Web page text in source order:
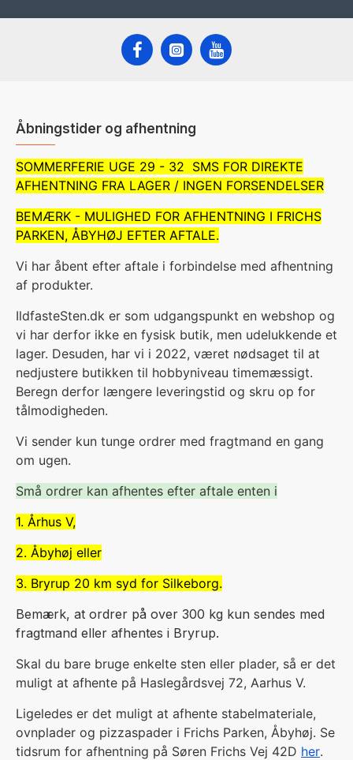
Åbningstider og afhentning
SOMMERFERIE UGE 29 - 32 SMS FOR DIREKTE
AFHENTNING FRA LAGER / INGEN FORSENDELSER
BEMÆRK - MULIGHED FOR AFHENTNING I FRICHS
PARKEN, ÅBYHØJ EFTER AFTALE.
Vi har åbent efter aftale i forbindelse med afhentning
af produkter.
IldfasteSten.dk er som udgangspunkt en webshop og
vi har derfor ikke en fysisk butik, men udelukkende et
lager. Desuden, har vi i 2022, været nødsaget til at
nedjustere butikken til hobbyniveau timemæssigt.
Beregn derfor længere leveringstid og skru op for
tålmodigheden.
Vi sender kun tunge ordrer med fragtmand en gang
om ugen.
Små ordrer kan afhentes efter aftale enten i
1. Århus V,
2. Åbyhøj eller
3. Bryrup 20 km syd for Silkeborg.
Bemærk, at ordrer på over 300 kg kun sendes med
fragtmand eller afhentes i Bryrup.
Skal du bare bruge enkelte sten eller plader, så er det
muligt at afhente på Haslegårdsvej 72, Aarhus V.
Ligeledes er det muligt at afhente stabelmateriale,
ovnplader og pizzaspader i Frichs Parken, Åbyhøj. Se
tidsrum for afhentning på Søren Frichs Vej 42D her.